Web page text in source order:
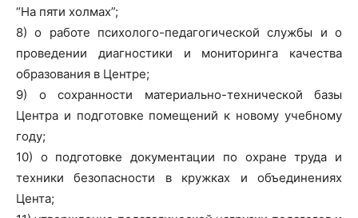
“На пяти холмах”;
8) о работе психолого-педагогической службы и о
проведении диагностики и мониторинга качества
образования в Центре;
9) о сохранности материально-технической базы
Центра и подготовке помещений к новому учебному
году;
10) о подготовке документации по охране труда и
техники безопасности в кружках и объединениях
Цента;